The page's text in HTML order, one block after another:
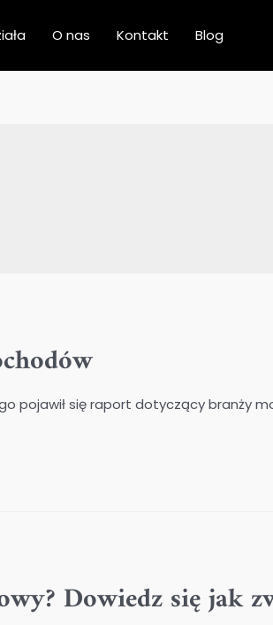
O nas Kontakt Blog
pojawił się raport dotyczący branży
Dowiedz się jak